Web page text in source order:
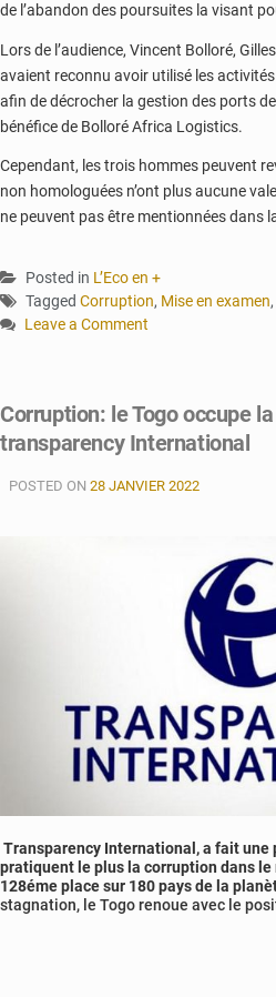
de l’abandon des poursuites la visant
Lors de l’audience, Vincent Bolloré,
avaient reconnu avoir utilisé les
afin de décrocher la gestion des ports
bénéfice de Bolloré Africa Logistics.
Cependant, les trois hommes peuvent
non homologuées n’ont plus aucune
ne peuvent pas être mentionnées dans
Posted in L’Eco en +
Tagged Corruption, Mise en examen,
Leave a Comment
:
Vincent
conteste
Corruption: le Togo occupe
transparency International
POSTED ON 28 JANVIER 2022
Transparency International, a fait une
pratiquent le plus la corruption dans le
128éme place sur 180 pays de la
stagnation, le Togo renoue avec le